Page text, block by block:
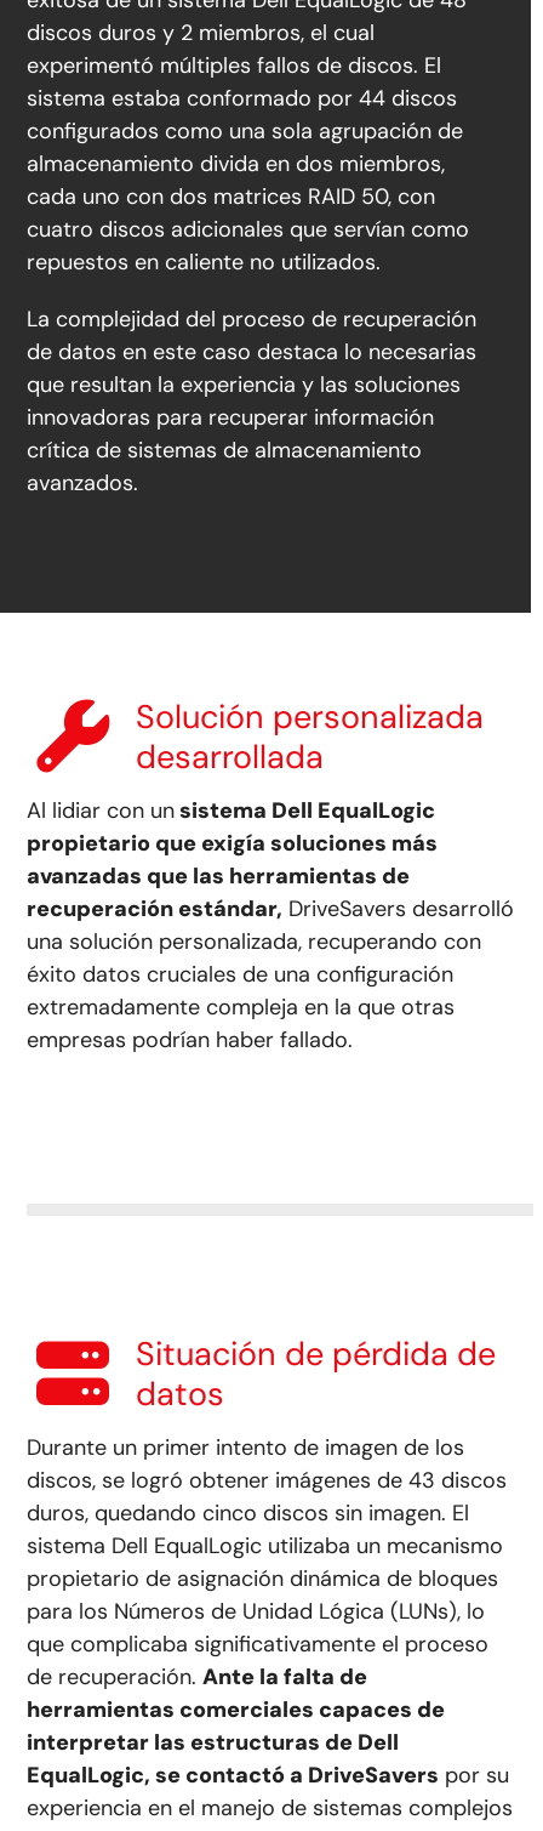
discos duros y 2 miembros, el cual
experimentó múltiples fallos de discos. El
sistema estaba conformado por 44 discos
configurados como una sola agrupación de
almacenamiento divida en dos miembros,
cada uno con dos matrices RAID 50, con
cuatro discos adicionales que servían como
repuestos en caliente no utilizados.
La complejidad del proceso de recuperación
de datos en este caso destaca lo necesarias
que resultan la experiencia y las soluciones
innovadoras para recuperar información
crítica de sistemas de almacenamiento
avanzados.
Solución personalizada
desarrollada
Al lidiar con unsistema Dell EqualLogic
propietario que exigía soluciones más
avanzadas que las herramientas de
recuperación estándar, DriveSavers desarrolló
una solución personalizada, recuperando con
éxito datos cruciales de una configuración
extremadamente compleja en la que otras
empresas podrían haber fallado.
Situación de pérdida de
datos
Durante un primer intento de imagen de los
discos, se logró obtener imágenes de 43 discos
duros, quedando cinco discos sin imagen. El
sistema Dell EqualLogic utilizaba un mecanismo
propietario de asignación dinámica de bloques
para los Números de Unidad Lógica (LUNs), lo
que complicaba significativamente el proceso
de recuperación.Ante la falta de
herramientas comerciales capaces de
interpretar las estructuras de Dell
EqualLogic, se contactó a DriveSavers por su
experiencia en el manejo de sistemas complejos